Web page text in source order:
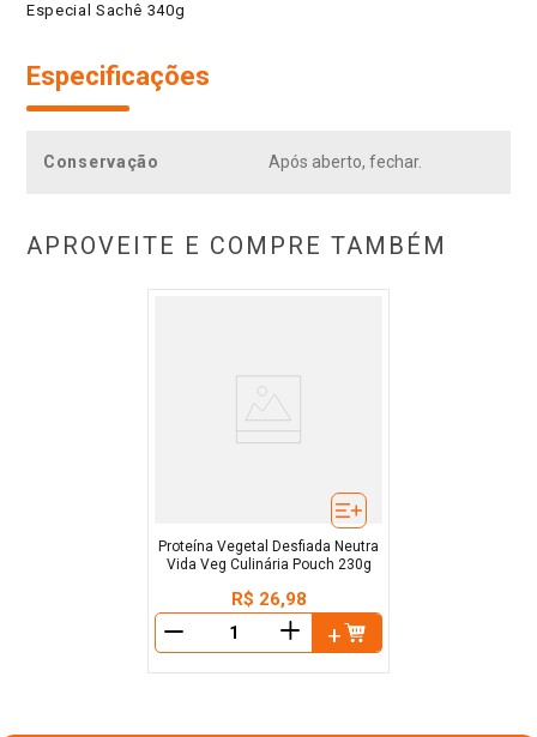
Especial Sachê 340g
Especificações
Conservação Após aberto, fechar.
APROVEITE E COMPRE TAMBÉM
Proteína Vegetal Desfiada Neutra
Vida Veg Culinária Pouch 230g
R$ 26,98
＋